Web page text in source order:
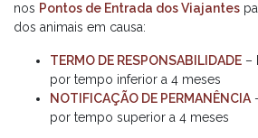
nos Pontos de Entrada dos Viajantes
dos animais em causa:
TERMO DE RESPONSABILIDADE –
por tempo inferior a 4 meses
NOTIFICAÇÃO DE PERMANÊNCIA
por tempo superior a 4 meses